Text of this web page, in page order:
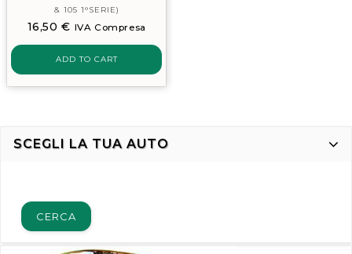
& 105 1°SERIE)
16,50€ IVA Compresa
ADD TO CART
SCEGLI LA TUA AUTO